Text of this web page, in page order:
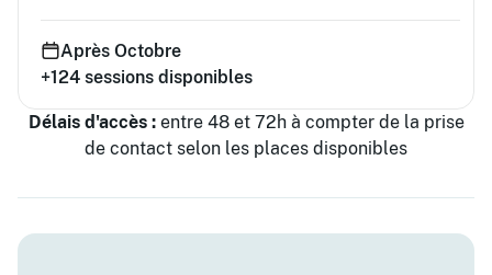
Après Octobre
+124 sessions disponibles
Délais d'accès :entre 48 et 72h à compter de la prise
de contact selon les places disponibles